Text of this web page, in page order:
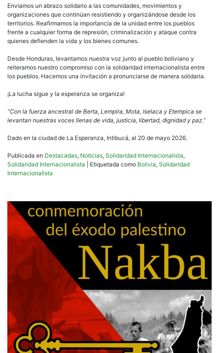
Enviamos un abrazo solidario a las comunidades, movimientos y
organizaciones que continúan resistiendo y organizándose desde los
territorios. Reafirmamos la importancia de la unidad entre los pueblos
frente a cualquier forma de represión, criminalización y ataque contra
quienes defienden la vida y los bienes comunes.
Desde Honduras, levantamos nuestra voz junto al pueblo boliviano y
reiteramos nuestro compromiso con la solidaridad internacionalista entre
los pueblos. Hacemos una invitación a pronunciarse de manera solidaria.
¡La lucha sigue y la esperanza se organiza!
“Con la fuerza ancestral de Berta, Lempira, Mota, Iselaca y Etempica se
levantan nuestras voces llenas de vida, justicia, libertad, dignidad y paz.”
Dado en la ciudad de La Esperanza, Intibucá, al 20 de mayo 2026.
Publicada en Destacadas, Noticias, Solidaridad Internacionalista,
Solidaridad Internacionalista
Etiquetada como Bolivia, Solidaridad
Internacionalista